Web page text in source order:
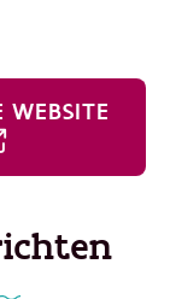
WEBSITE